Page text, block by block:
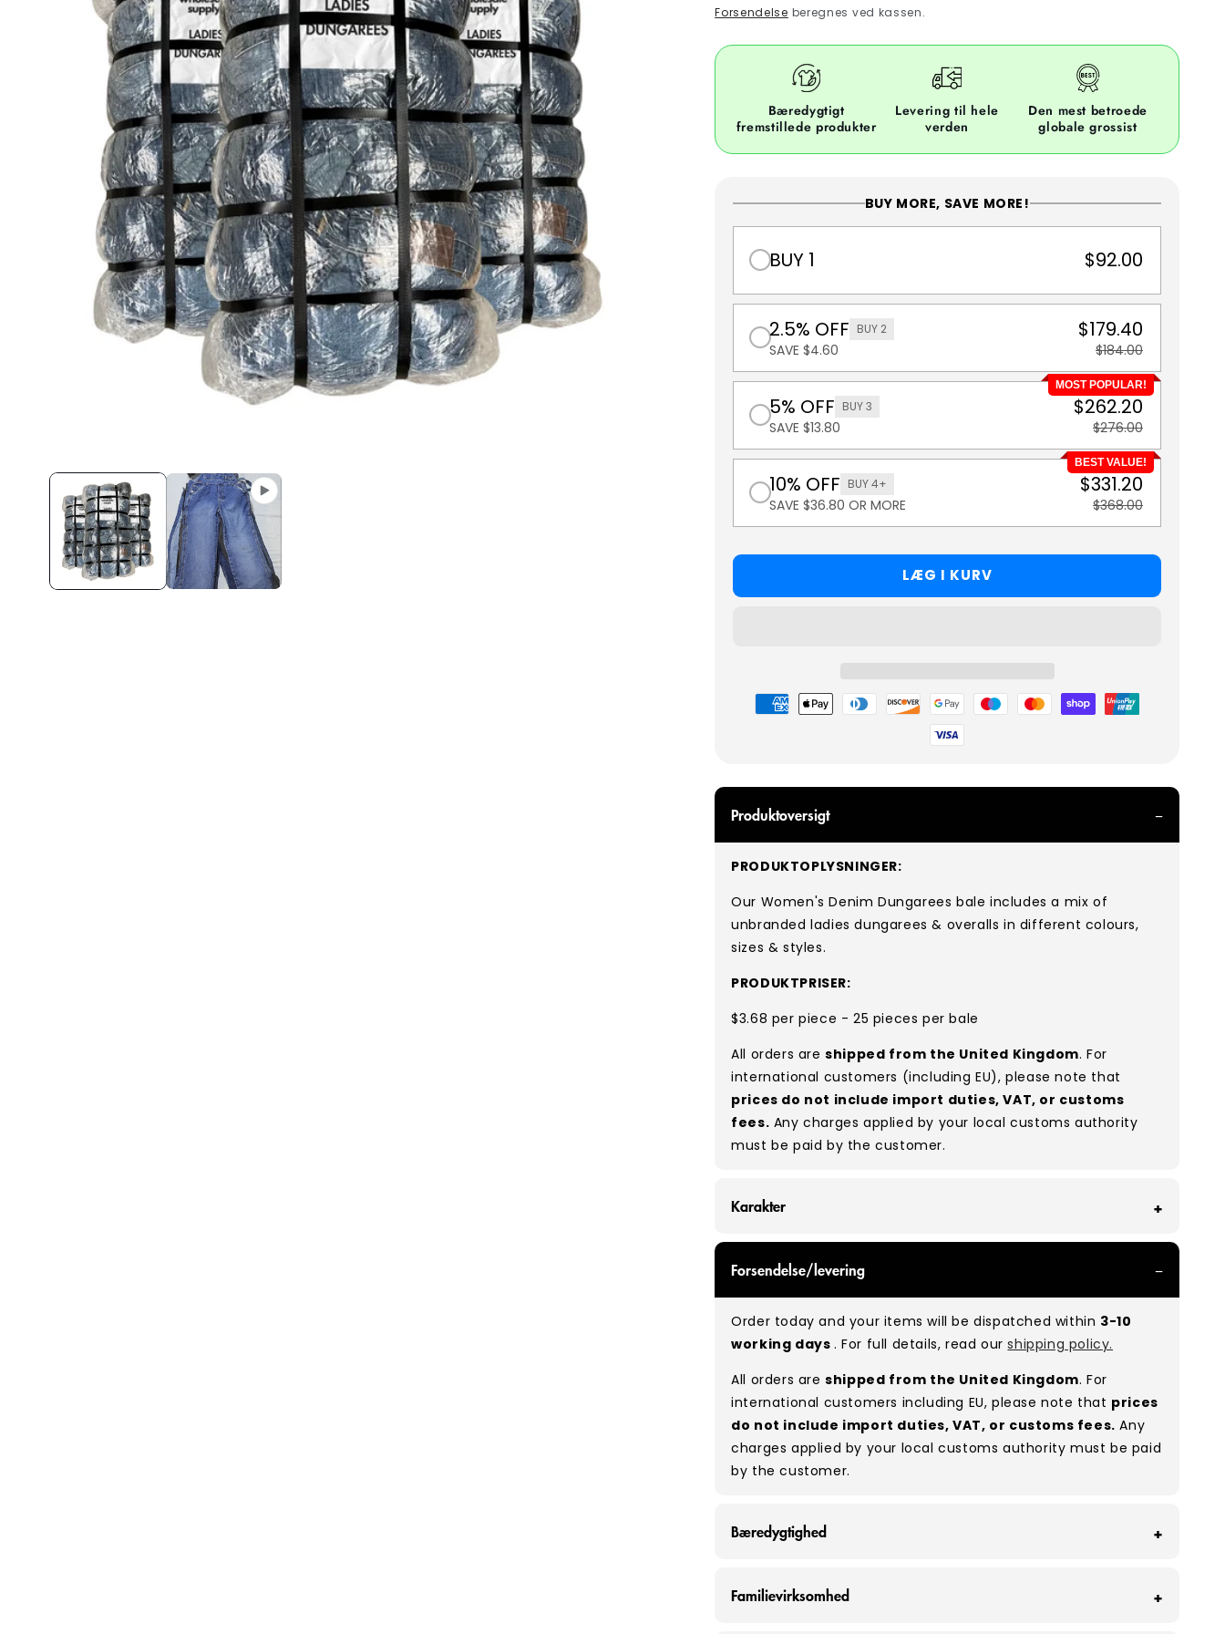
price
Forsendelse beregnes ved kassen.
Bæredygtigt
fremstillede produkter
Levering til hele
verden
Den mest betroede
globale grossist
BUY MORE, SAVE MORE!
BUY 1 $92.00
2.5% OFF BUY 2
SAVE $4.60
$179.40
$184.00
MOST POPULAR!
5% OFF BUY 3
SAVE $13.80
$262.20
$276.00
BEST VALUE!
10% OFF BUY 4+
SAVE $36.80 OR MORE
$331.20
$368.00
LÆG I KURV
Betalingsmetoder
Produktoversigt
PRODUKTOPLYSNINGER:
Our Women's Denim Dungarees bale includes a mix of
unbranded ladies dungarees & overalls in different colours,
sizes & styles.
PRODUKTPRISER:
$3.68 per piece - 25 pieces per bale
All orders areshipped from the United Kingdom. For
international customers (including EU), please note that
prices do not include import duties, VAT, or customs
fees. Any charges applied by your local customs authority
must be paid by the customer.
Karakter
expect a mix of items in great and good condition. Some will
be defect-free, while others will show signs of wear. There is
no set ratio between Grade A and Grade B items included in
our bales due to the nature of used/vintage clothing.
Typical mix: A 80% B 20%(approx.)
Forsendelse/levering
Order today and your items will be dispatched within 3-10
working days . For full details, read ourshipping policy.
All orders areshipped from the United Kingdom. For
international customers including EU, please note that prices
do not include import duties, VAT, or customs fees. Any
charges applied by your local customs authority must be paid
by the customer.
Bæredygtighed
160 tons tøj fra at ende på lossepladsen - det svarer til
Familievirksomhed